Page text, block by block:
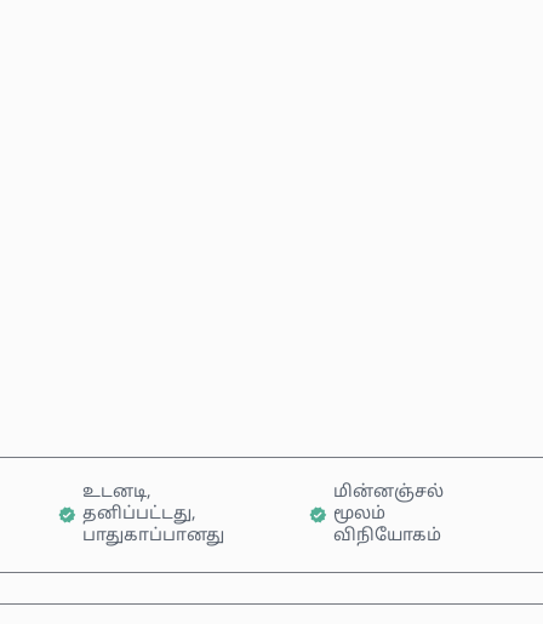
உடனடி,
தனிப்பட்டது,
பாதுகாப்பானது
மின்னஞ்சல்
மூலம்
விநியோகம்